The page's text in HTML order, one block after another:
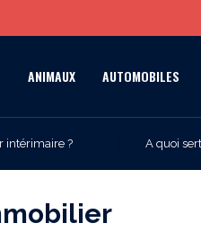
ANIMAUX AUTOMOBILES
intérimaire ? A quoi